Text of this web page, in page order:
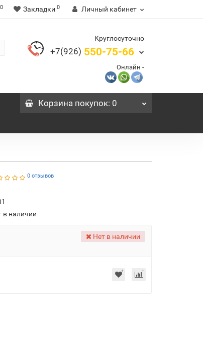
0 Закладки 0 Личный кабинет
Круглосуточно
+7(926) 550-75-66
Онлайн -
Корзинапокупок: 0
0 отзывов
в наличии
Нет в наличии